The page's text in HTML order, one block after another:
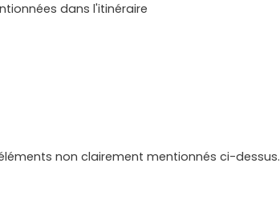
dans l'itinéraire
non clairement mentionnés ci-dessus.